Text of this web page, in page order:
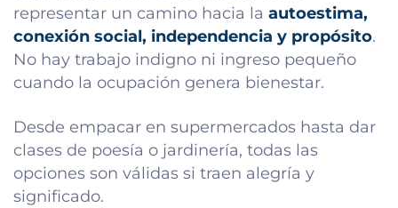
representar un camino hacia la autoestima,
conexión social, independencia y propósito.
No hay trabajo indigno ni ingreso pequeño
cuando la ocupación genera bienestar.
Desde empacar en supermercados hasta dar
clases de poesía o jardinería, todas las
opciones son válidas si traen alegría y
significado.